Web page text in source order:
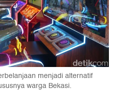
menjadi alternatif
warga Bekasi.